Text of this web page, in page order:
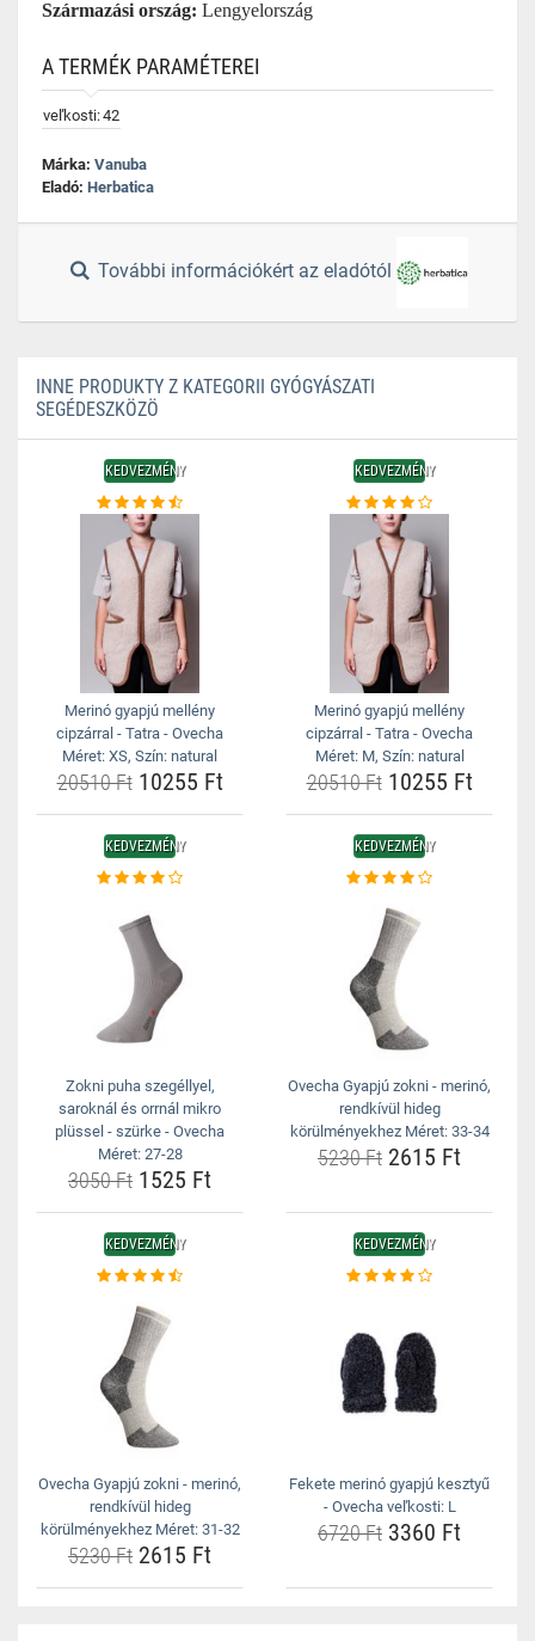
Származási ország: Lengyelország
A TERMÉK PARAMÉTEREI
veľkosti:42
Márka: Vanuba
Eladó: Herbatica
További információkért az eladótól
INNE PRODUKTY Z KATEGORII GYÓGYÁSZATI
SEGÉDESZKÖZÖ
KEDVEZMÉNY
Merinó gyapjú mellény
cipzárral - Tatra - Ovecha
Méret: XS, Szín: natural
20510 Ft10255 Ft
KEDVEZMÉNY
Merinó gyapjú mellény
cipzárral - Tatra - Ovecha
Méret: M, Szín: natural
20510 Ft10255 Ft
KEDVEZMÉNY
Zokni puha szegéllyel,
saroknál és orrnál mikro
plüssel - szürke - Ovecha
Méret: 27-28
3050 Ft 1525 Ft
KEDVEZMÉNY
Ovecha Gyapjú zokni - merinó,
rendkívül hideg
körülményekhez Méret: 33-34
5230 Ft 2615 Ft
KEDVEZMÉNY
Ovecha Gyapjú zokni - merinó,
rendkívül hideg
körülményekhez Méret: 31-32
5230 Ft 2615 Ft
KEDVEZMÉNY
Fekete merinó gyapjú kesztyű
- Ovecha veľkosti: L
6720 Ft 3360 Ft